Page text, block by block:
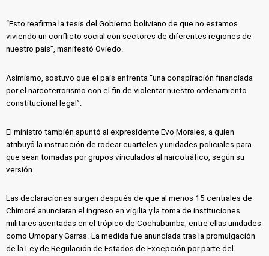
“Esto reafirma la tesis del Gobierno boliviano de que no estamos
viviendo un conflicto social con sectores de diferentes regiones de
nuestro país”, manifestó Oviedo.
Asimismo, sostuvo que el país enfrenta “una conspiración financiada
por el narcoterrorismo con el fin de violentar nuestro ordenamiento
constitucional legal”.
El ministro también apuntó al expresidente Evo Morales, a quien
atribuyó la instrucción de rodear cuarteles y unidades policiales para
que sean tomadas por grupos vinculados al narcotráfico, según su
versión.
Las declaraciones surgen después de que al menos 15 centrales de
Chimoré anunciaran el ingreso en vigilia y la toma de instituciones
militares asentadas en el trópico de Cochabamba, entre ellas unidades
como Umopar y Garras. La medida fue anunciada tras la promulgación
de la Ley de Regulación de Estados de Excepción por parte del